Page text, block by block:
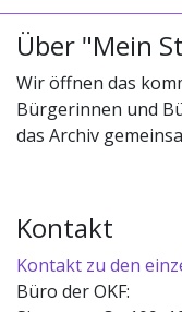
Über "Mein
Wir öffnen das
Bürgerinnen und
das Archiv
Kontakt
Kontakt zu den
Büro der OKF: